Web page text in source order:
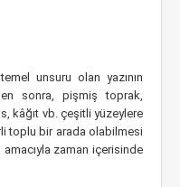
unsuru olan yazının
sonra, pişmiş toprak,
kâğıt vb. çeşitli yüzeylere
toplu bir arada olabilmesi
amacıyla zaman içerisinde